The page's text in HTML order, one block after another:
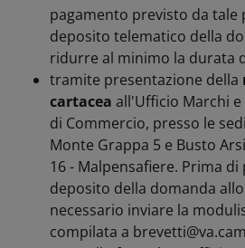
pagamento previsto da tale
deposito telematico della
ridurre al minimo la durata
tramite presentazione della
cartacea all'Ufficio Marchi
di Commercio, presso le
Monte Grappa 5 e Busto
16 - Malpensafiere. Prima
deposito della domanda
necessario inviare la
compilata a